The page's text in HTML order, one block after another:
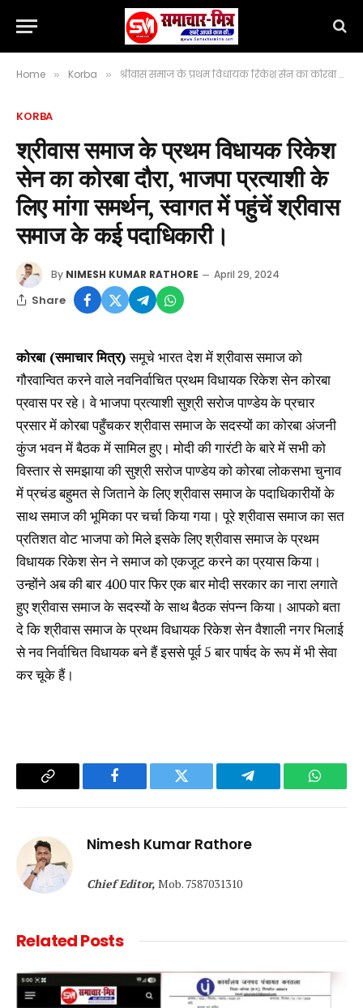
Home » Korba » श्रीवास समाज के प्रथम विधायक रिकेश सेन का कोरबा दौरा, भाजपा प्रत्याशी के लिए मांगा समर्थन, स्वागत में पहुंचें श्रीवास समाज के कई पदाधिकारी।
KORBA
श्रीवास समाज के प्रथम विधायक रिकेश
सेन का कोरबा दौरा, भाजपा प्रत्याशी के
लिए मांगा समर्थन, स्वागत में पहुंचें श्रीवास
समाज के कई पदाधिकारी।
By NIMESH KUMAR RATHORE April 29, 2024
Share
कोरबा (समाचार मित्र)समूचे भारत देश में श्रीवास समाज को
गौरवान्वित करने वाले नवनिर्वाचित प्रथम विधायक रिकेश सेन कोरबा
प्रवास पर रहे। वे भाजपा प्रत्याशी सुश्री सरोज पाण्डेय के प्रचार
प्रसार में कोरबा पहुँचकर श्रीवास समाज के सदस्यों का कोरबा अंजनी
कुंज भवन में बैठक में सामिल हुए। मोदी की गारंटी के बारे में सभी को
विस्तार से समझाया की सुश्री सरोज पाण्डेय को कोरबा लोकसभा चुनाव
में प्रचंड बहुमत से जिताने के लिए श्रीवास समाज के पदाधिकारीयों के
साथ समाज की भूमिका पर चर्चा किया गया। पूरे श्रीवास समाज का सत
प्रतिशत वोट भाजपा को मिले इसके लिए श्रीवास समाज के प्रथम
विधायक रिकेश सेन ने समाज को एकजूट करने का प्रयास किया।
उन्होंने अब की बार 400 पार फिर एक बार मोदी सरकार का नारा लगाते
हुए श्रीवास समाज के सदस्यों के साथ बैठक संपन्न किया। आपको बता
दे कि श्रीवास समाज के प्रथम विधायक रिकेश सेन वैशाली नगर भिलाई
से नव निर्वाचित विधायक बने हैं इससे पूर्व 5 बार पार्षद के रूप में भी सेवा
कर चूके हैं।
Copy
Facebook Twitter Telegram
Nimesh Kumar Rathore
Chief Editor, Mob. 7587031310
RelatedPosts